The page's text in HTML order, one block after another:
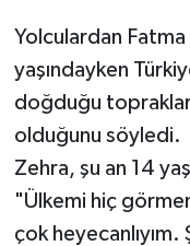
Yolculardan Fatma
yaşındayken
doğduğu
olduğunu söyledi.
Zehra, şu an 14
"Ülkemi hiç
çok